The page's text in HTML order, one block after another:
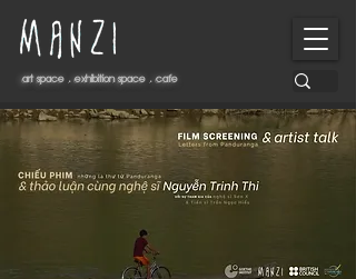
art space . exhibition space . cafe
art space . exhibition space . cafe